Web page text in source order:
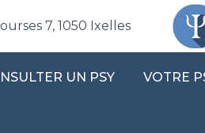
7, 1050 Ixelles
UN PSY VOTRE